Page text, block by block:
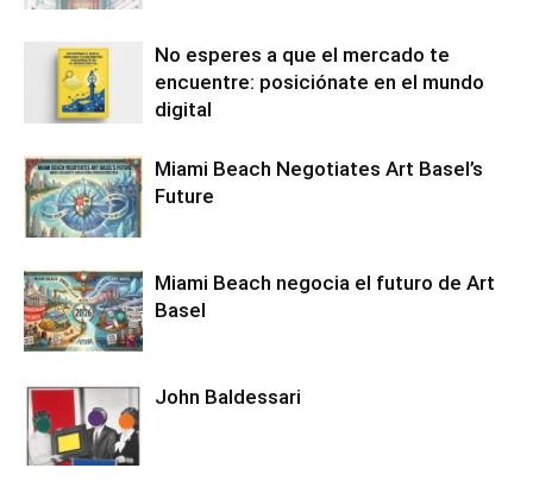
No esperes a que el mercado te
encuentre: posiciónate en el mundo
digital
Miami Beach Negotiates Art Basel’s
Future
Miami Beach negocia el futuro de Art
Basel
John Baldessari